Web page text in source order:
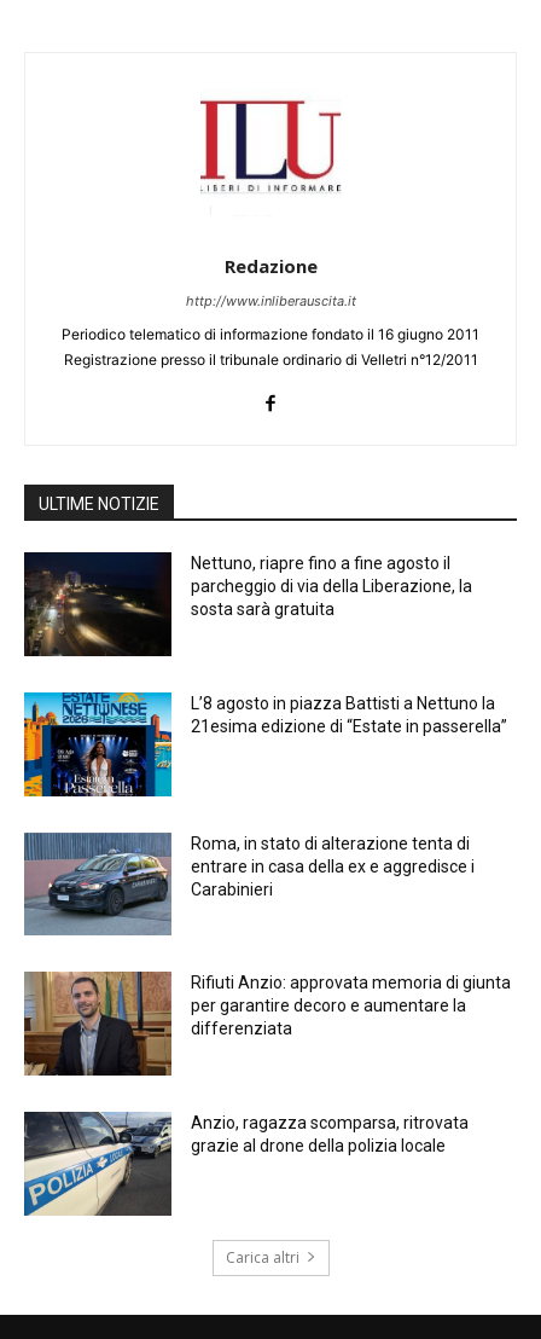
Redazione
http://www.inliberauscita.it
Periodico telematico di informazione fondato il 16 giugno 2011
Registrazione presso il tribunale ordinario di Velletri n°12/2011
ULTIME NOTIZIE
Nettuno, riapre fino a fine agosto il
parcheggio di via della Liberazione, la
sosta sarà gratuita
L’8 agosto in piazza Battisti a Nettuno la
21esima edizione di “Estate in passerella”
Roma, in stato di alterazione tenta di
entrare in casa della ex e aggredisce i
Carabinieri
Rifiuti Anzio: approvata memoria di giunta
per garantire decoro e aumentare la
differenziata
Anzio, ragazza scomparsa, ritrovata
grazie al drone della polizia locale
Carica altri